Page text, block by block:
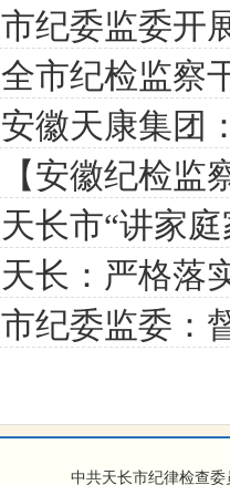
市纪委监委开
全市纪检监察
安徽天康集团
【安徽纪检
天长市“讲家庭
天长：严格落
市纪委监委：
中共天长市纪律检查